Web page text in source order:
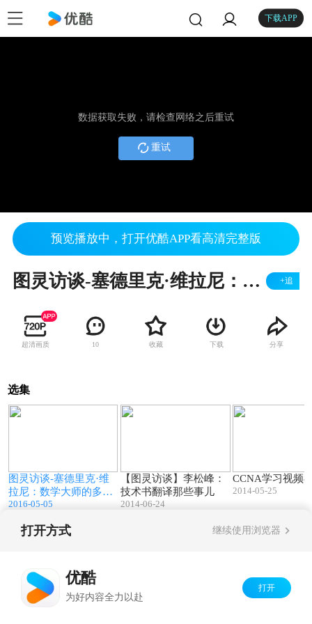
下载APP
数据获取失败，请检查网络之后重试
重试
预览播放中，打开优酷APP看高清完整版
图灵访谈-塞德里克·维拉尼：数学大师的多面人生 +追
超清画质 10 收藏 下载 分享
选集
图灵访谈-塞德里克·维
拉尼：数学大师的多面
人生
2016-05-05
【图灵访谈】李松峰：
技术书翻译那些事儿
2014-06-24
CCNA学习视频8
2014-05-25
打开方式 继续使用浏览器
优酷
为好内容全力以赴
打开